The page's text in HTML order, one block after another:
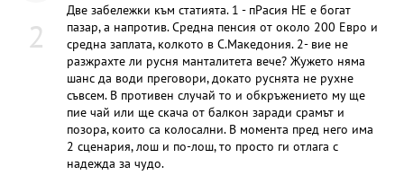
2
Две забележки към статията. 1 - пРасия НЕ е богат
пазар, а напротив. Средна пенсия от около 200 Евро и
средна заплата, колкото в С.Македония. 2- вие не
разжрахте ли русня манталитета вече? Жужето няма
шанс да води преговори, докато руснята не рухне
съвсем. В противен случай то и обкръжението му ще
пие чай или ще скача от балкон заради срамът и
позора, които са колосални. В момента пред него има
2 сценария, лош и по-лош, то просто ги отлага с
надежда за чудо.